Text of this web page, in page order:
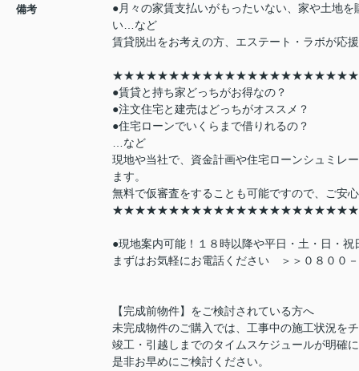
備考
●月々の家賃支払いがもったいない、家や土地
い…など
賃貸脱出をお考えの方、エステート・ラボが応
●賃貸と持ち家どっちがお得なの？
●注文住宅と建売はどっちがオススメ？
●住宅ローンでいくらまで借りれるの？
…など
現地や当社で、資金計画や住宅ローンシュミレ
ます。
無料で仮審査をすることも可能ですので、ご安
●現地案内可能！１８時以降や平日・土・日・祝
まずはお気軽にお電話ください ＞＞０８００
【完成前物件】をご検討されている方へ
未完成物件のご購入では、工事中の施工状況を
竣工・引越しまでのタイムスケジュールが明確
是非お早めにご検討ください。